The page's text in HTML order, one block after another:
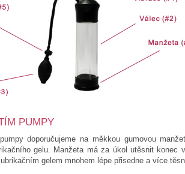
PUMPY
doporučujeme na měkkou gumovou
gelu. Manžeta má za úkol utěsnit konec
gelem mnohem lépe přisedne a více